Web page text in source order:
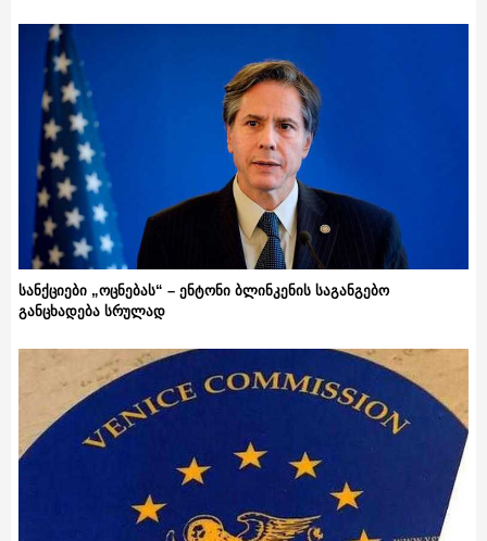
სანქციები „ოცნებას“ – ენტონი ბლინკენის საგანგებო
განცხადება სრულად